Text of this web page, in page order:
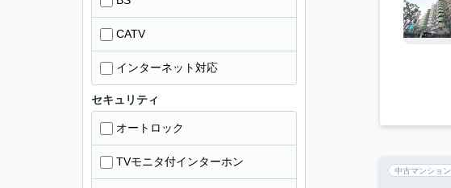
中古マンション
CATV
インターネット対応
セキュリティ
オートロック
TVモニタ付インターホン